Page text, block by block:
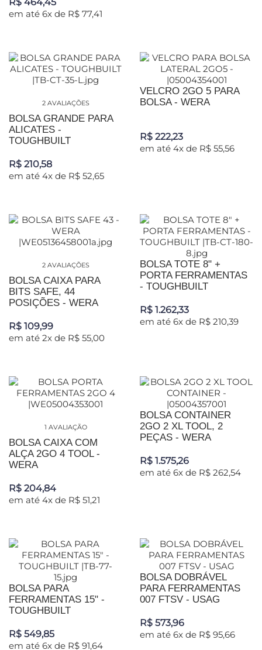
R$ 464,45
em até 6x de R$ 77,41
2 AVALIAÇÕES
BOLSA GRANDE PARA
ALICATES -
TOUGHBUILT
R$ 210,58
em até 4x de R$ 52,65
VELCRO 2GO 5 PARA
BOLSA - WERA
R$ 222,23
em até 4x de R$ 55,56
2 AVALIAÇÕES
BOLSA CAIXA PARA
BITS SAFE, 44
POSIÇÕES - WERA
R$ 109,99
em até 2x de R$ 55,00
BOLSA TOTE 8" +
PORTA FERRAMENTAS
- TOUGHBUILT
R$ 1.262,33
em até 6x de R$ 210,39
1 AVALIAÇÃO
BOLSA CAIXA COM
ALÇA 2GO 4 TOOL -
WERA
R$ 204,84
em até 4x de R$ 51,21
BOLSA CONTAINER
2GO 2 XL TOOL, 2
PEÇAS - WERA
R$ 1.575,26
em até 6x de R$ 262,54
BOLSA PARA
FERRAMENTAS 15" -
TOUGHBUILT
R$ 549,85
em até 6x de R$ 91,64
BOLSA DOBRÁVEL
PARA FERRAMENTAS
007 FTSV - USAG
R$ 573,96
em até 6x de R$ 95,66